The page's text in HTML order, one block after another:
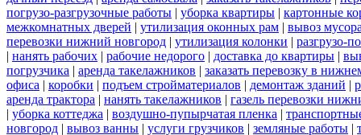
погрузо-разгрузочные работы | уборка квартиры | картонные
межкомнатных дверей | утилизация оконных рам | вывоз
перевозки нижний новгород | утилизация колонки | разгрузо-
| нанять рабочих | рабочие недорого | доставка до квартиры |
погрузчика | аренда такелажников | заказать перевозку в
офиса | коробки | подъем стройматериалов | демонтаж зданий |
аренда трактора | нанять такелажников | газель перевозки
| уборка коттеджа | воздушно-пупырчатая пленка |
новгород | вывоз ванны | услуги грузчиков | земляные работы |